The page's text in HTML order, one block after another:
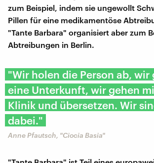
zum Beispiel, indem sie ungewollt
Pillen für eine medikamentöse
"Tante Barbara" organisiert aber zum
Abtreibungen in Berlin.
"Wir holen die Person ab, wir
eine Unterkunft, wir gehen
Klinik und übersetzen. Wir
dabei."
Anne Pfautsch, "Ciocia Basia"